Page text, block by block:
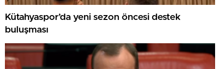
Kütahyaspor’da yeni sezon öncesi destek
buluşması